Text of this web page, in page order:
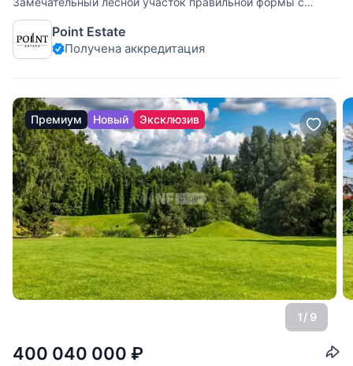
подведенными центральными коммуникациями, газ и
электричество по границе, в элитном коттеджном поселке
на Рублево-Успенском шоссе. Живописный лесной массив,
Point Estate
Получена аккредитация
Премиум Новый Эксклюзив
1/ 9
400 040 000 ₽